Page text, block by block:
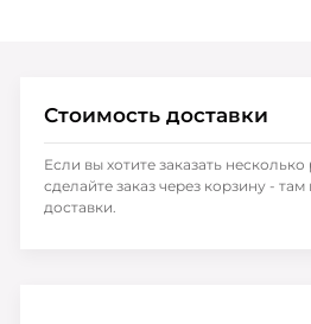
Стоимость доставки
Если вы хотите заказать несколько
сделайте заказ через корзину -
доставки.